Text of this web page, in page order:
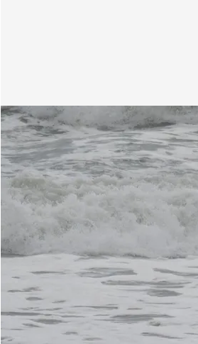
Los destrozos que deja Herminia a su paso por
Redacción digital Noticias Cuatro
27 ENE 2025 - 15:12h.Actualizado a las 21:11h.
Un total de 16
y temporal marítimo
La Xunta de Galicia
un accidente de
Así afecta la
trenes cancelados y